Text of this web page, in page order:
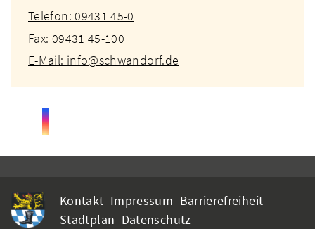
Telefon: 09431 45-0
Fax: 09431 45-100
E-Mail: info@schwandorf.de
Kontakt Impressum Barrierefreiheit
Stadtplan Datenschutz